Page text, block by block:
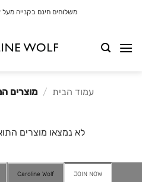
משלוחים חינם בקנייה מעל 399 ש"ח לא כולל ריהוט
עמוד הבית / מוצרים
לא נמצאו מוצרים
JOIN NOW
Caroline Wolf